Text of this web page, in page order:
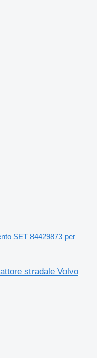
SET 84429873 per
stradale Volvo